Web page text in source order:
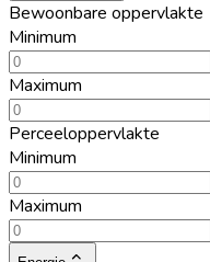
Bewoonbare oppervlakte
Minimum
Maximum
Perceeloppervlakte
Minimum
Maximum